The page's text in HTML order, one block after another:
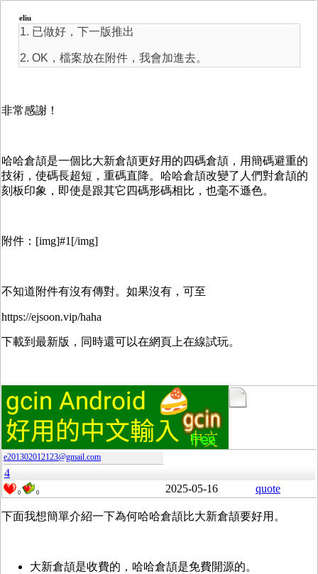
eliu
1. 已做好，下一版推出
2. OK，檔案放在附件，我會加進去。
非常感謝！
哈哈倉頡是一個比大新倉頡更好用的四碼倉頡，用簡碼避重的
技術，使碼長超短，重碼直降。哈哈倉頡改變了人們對倉頡的
刻板印象，即使是跟其它四碼形碼相比，也毫不遜色。
附件：[img]#1[/img]
不知道附件有沒有傳對。如果沒有，可至
https://ejsoon.vip/haha
下載到最新版，同時還可以在網頁上在線試玩。
e201302012123@gmail.com
4
0 0 2025-05-16 quote
下面我想簡單介紹一下為何哈哈倉頡比大新倉頡要好用。
大新倉頡是收費的，哈哈倉頡是免費開源的。